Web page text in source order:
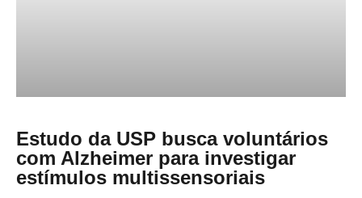
Estudo da USP busca voluntários
com Alzheimer para investigar
estímulos multissensoriais